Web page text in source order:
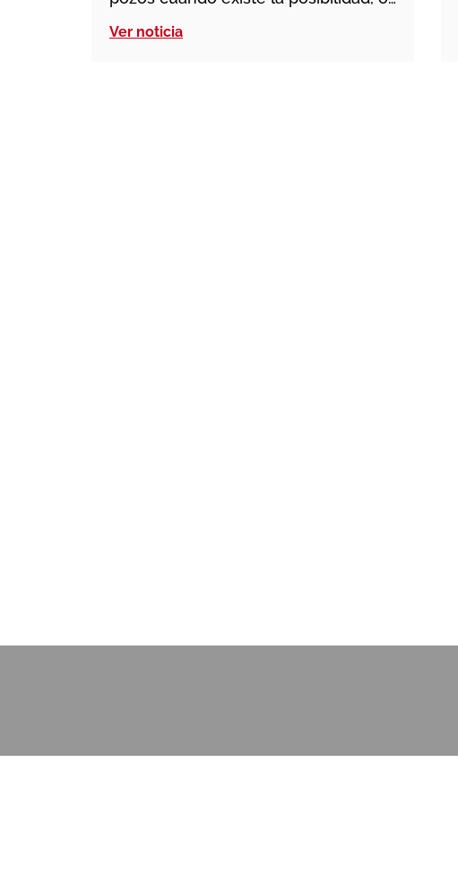
lo contrario se usan tanques para
Ver noticia